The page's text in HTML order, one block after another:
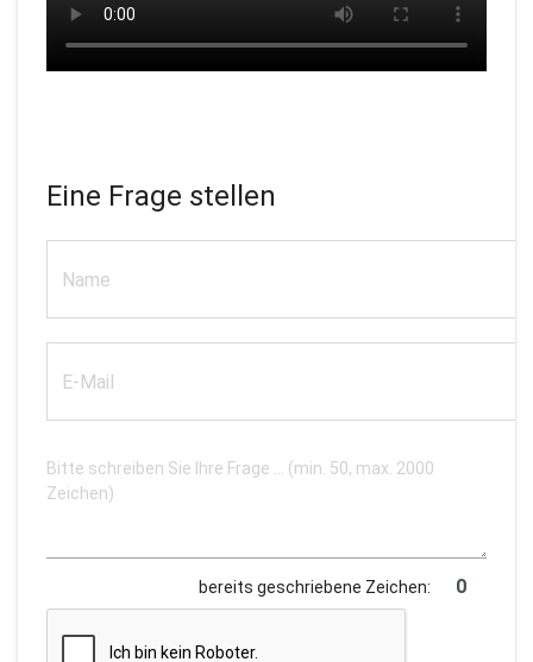
Eine Frage stellen
bereits geschriebene Zeichen: